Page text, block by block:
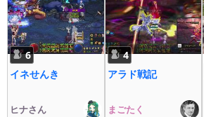
6
イネせんき
ヒナさん
4
アラド戦記
まごたく